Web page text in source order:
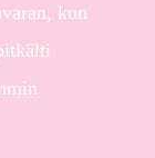
kun